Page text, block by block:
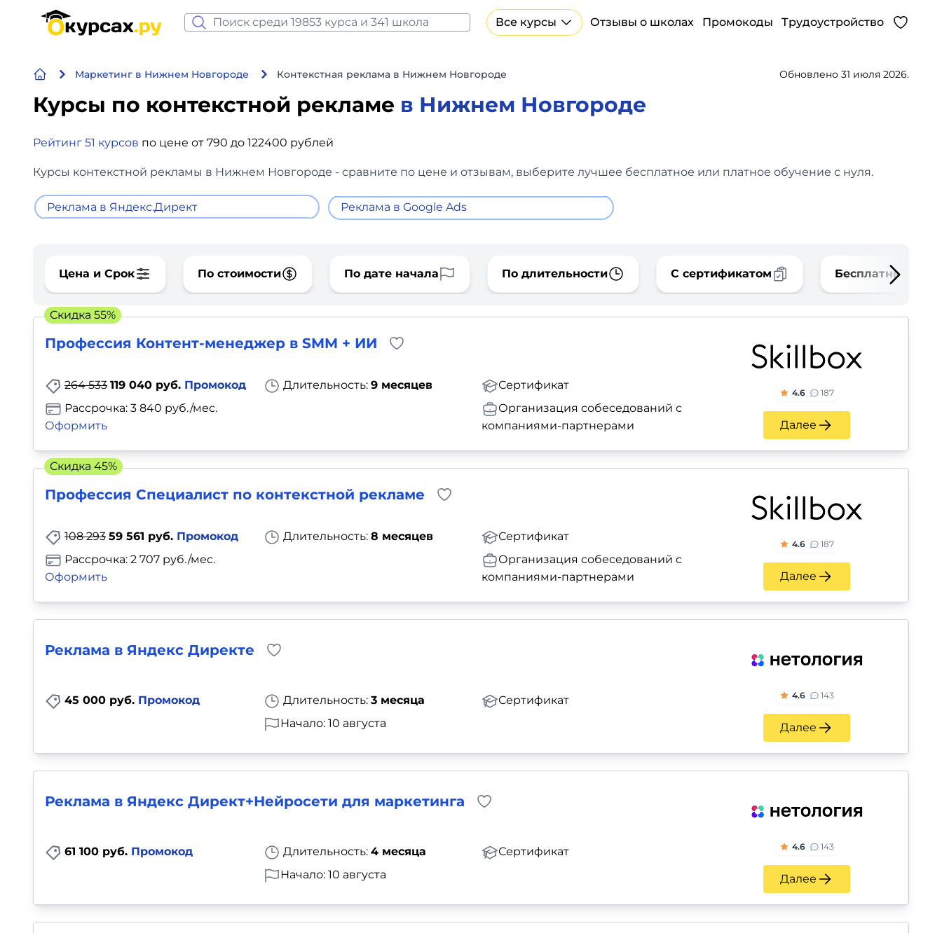
Все курсы Отзывы о школах Промокоды Трудоустройство
Маркетинг в Нижнем Новгороде Контекстная реклама в Нижнем Новгороде Обновлено 31 июля 2026.
Курсы по контекстной рекламе в Нижнем Новгороде
Рейтинг 51 курсов по цене от 790 до 122400 рублей
Курсы контекстной рекламы в Нижнем Новгороде - сравните по цене и отзывам, выберите лучшее бесплатное или платное обучение с нуля.
Реклама в Яндекс.Директ Реклама в Google Ads
Цена и Срок По стоимости По дате начала По длительности С сертификатом Бесплатные
Профессия Контент-менеджер в SMM + ИИ
264 533 119 040 руб. Промокод Длительность: 9 месяцев
Сертификат
Рассрочка: 3 840 руб./мес.
Оформить
Организация собеседований с
компаниями-партнерами
4.6 187
Далее
Скидка 55%
Профессия Специалист по контекстной рекламе
108 293 59 561 руб. Промокод Длительность: 8 месяцев
Сертификат
Рассрочка: 2 707 руб./мес.
Оформить
Организация собеседований с
компаниями-партнерами
4.6 187
Далее
Скидка 45%
Реклама в Яндекс Директе
45 000 руб. Промокод Длительность: 3 месяца
Сертификат
Начало: 10 августа
4.6 143
Далее
Реклама в Яндекс Директ+Нейросети для маркетинга
61 100 руб. Промокод Длительность: 4 месяца
Сертификат
Начало: 10 августа
4.6 143
Далее
Программирование
Бизнес и финансы
Дизайн
Аналитика
Маркетинг
Иностранный язык
Для детей
Психология и саморазвитие
Прочее
Репетиторы
Курсы по нейросетям
Бесплатно